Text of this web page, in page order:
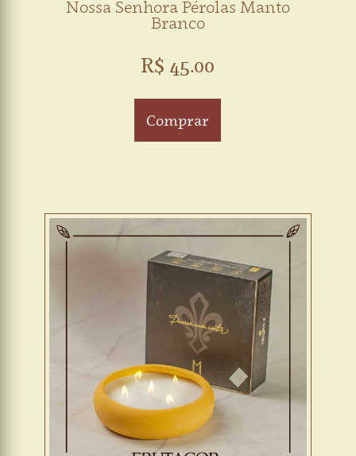
Nossa Senhora Pérolas Manto
Branco
R$ 45.00
Comprar